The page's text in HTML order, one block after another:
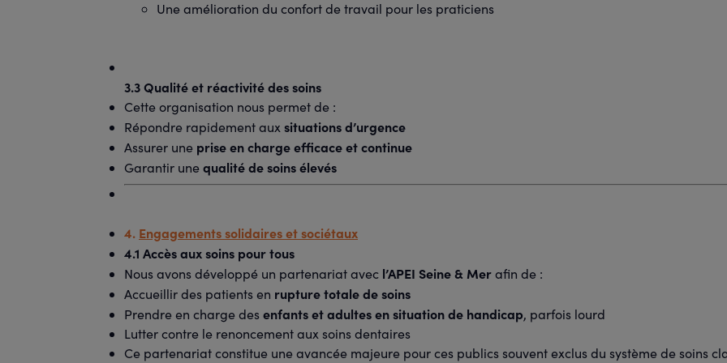
Une amélioration du confort de travail pour les praticiens
3.3 Qualité et réactivité des soins
Cette organisation nous permet de :
Répondre rapidement aux situations d’urgence
Assurer une prise en charge efficace et continue
Garantir unequalité de soins élevés
4. Engagements solidaires et sociétaux
4.1 Accès aux soins pour tous
Nous avons développé un partenariat avec l’APEI Seine & Merafin de :
Accueillir des patients en rupture totale de soins
Prendre en charge desenfants et adultes en situation de handicap, parfois lourd
Lutter contre le renoncement aux soins dentaires
Ce partenariat constitue une avancée majeure pour ces publics souvent exclus du système de soins